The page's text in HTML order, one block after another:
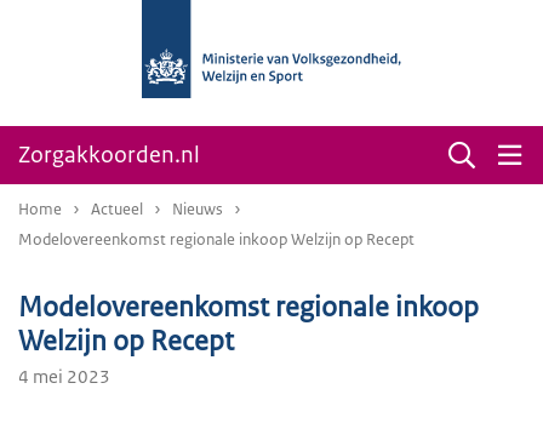
Zorgakkoorden.nl
Home Actueel
Nieuws
Modelovereenkomst regionale inkoop Welzijn op Recept
Modelovereenkomst regionale inkoop
Welzijn op Recept
4 mei 2023